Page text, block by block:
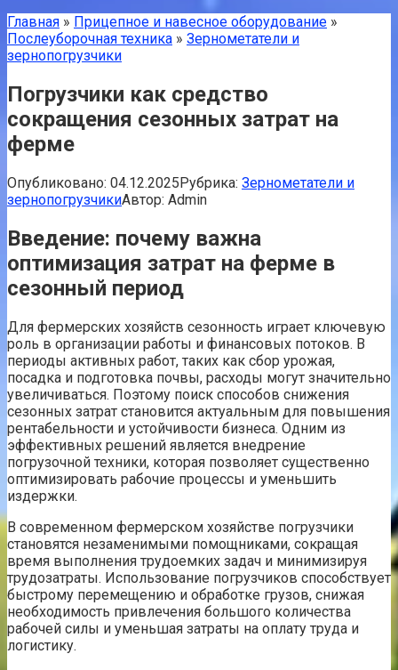
Главная » Прицепное и навесное оборудование »
Послеуборочная техника » Зернометатели и
зернопогрузчики
Погрузчики как средство
сокращения сезонных затрат на
ферме
Опубликовано: 04.12.2025Рубрика: Зернометатели и
зернопогрузчикиАвтор: Admin
Введение: почему важна
оптимизация затрат на ферме в
сезонный период
Для фермерских хозяйств сезонность играет ключевую
роль в организации работы и финансовых потоков. В
периоды активных работ, таких как сбор урожая,
посадка и подготовка почвы, расходы могут значительно
увеличиваться. Поэтому поиск способов снижения
сезонных затрат становится актуальным для повышения
рентабельности и устойчивости бизнеса. Одним из
эффективных решений является внедрение
погрузочной техники, которая позволяет существенно
оптимизировать рабочие процессы и уменьшить
издержки.
В современном фермерском хозяйстве погрузчики
становятся незаменимыми помощниками, сокращая
время выполнения трудоемких задач и минимизируя
трудозатраты. Использование погрузчиков способствует
быстрому перемещению и обработке грузов, снижая
необходимость привлечения большого количества
рабочей силы и уменьшая затраты на оплату труда и
логистику.